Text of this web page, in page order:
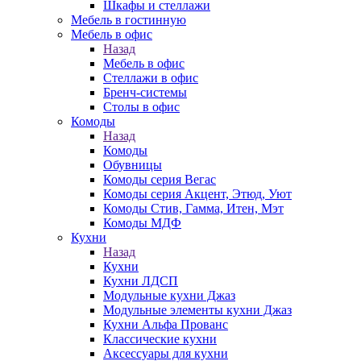
Шкафы и стеллажи
Мебель в гостинную
Мебель в офис
Назад
Мебель в офис
Стеллажи в офис
Бренч-системы
Столы в офис
Комоды
Назад
Комоды
Обувницы
Комоды серия Вегас
Комоды серия Акцент, Этюд, Уют
Комоды Стив, Гамма, Итен, Мэт
Комоды МДФ
Кухни
Назад
Кухни
Кухни ЛДСП
Модульные кухни Джаз
Модульные элементы кухни Джаз
Кухни Альфа Прованс
Классические кухни
Аксессуары для кухни